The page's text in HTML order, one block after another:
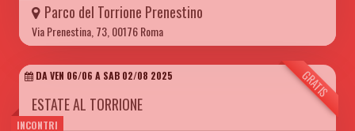
Parco del Torrione Prenestino
Via Prenestina, 73, 00176 Roma
INCONTRI
GRATIS
DA VEN 06/06 A SAB 02/08 2025
ESTATE AL TORRIONE